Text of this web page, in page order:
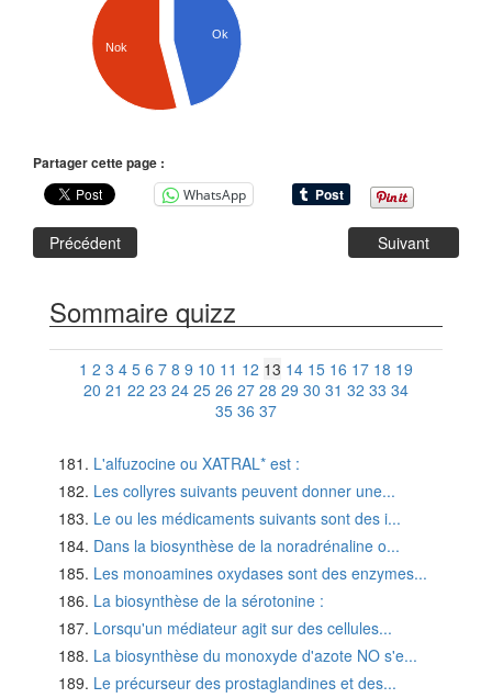
Ok
Nok
Partager cette page :
WhatsApp
Précédent Suivant
Sommaire quizz
1 2 3 4 5 6 7 8 9 10 11 12 13 14 15 16 17 18 19
20 21 22 23 24 25 26 27 28 29 30 31 32 33 34
35 36 37
L'alfuzocine ou XATRAL* est :
Les collyres suivants peuvent donner une...
Le ou les médicaments suivants sont des i...
Dans la biosynthèse de la noradrénaline o...
Les monoamines oxydases sont des enzymes...
La biosynthèse de la sérotonine :
Lorsqu'un médiateur agit sur des cellules...
La biosynthèse du monoxyde d'azote NO s'e...
Le précurseur des prostaglandines et des...